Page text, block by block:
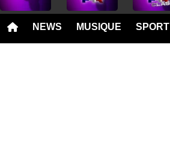
NEWS MUSIQUE SPORT